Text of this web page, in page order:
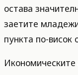
остава
заетите
пункта по-висок